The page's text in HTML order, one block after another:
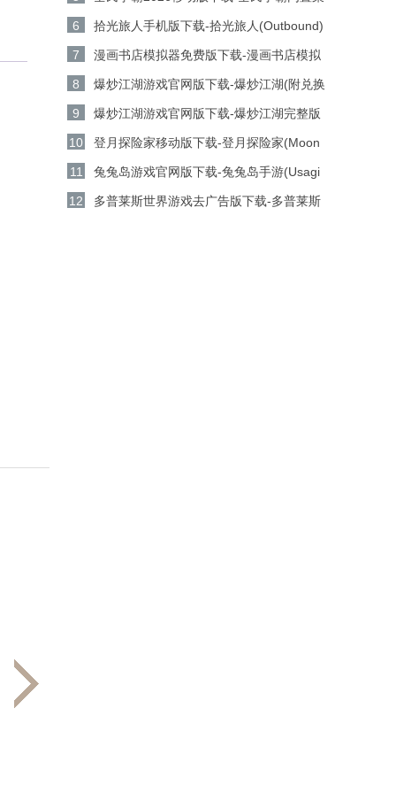
安卓版下载
单版v1.2.3安卓版下载
6
拾光旅人手机版下载-拾光旅人(Outbound)
官方版 v1.4安卓版下载
7
漫画书店模拟器免费版下载-漫画书店模拟
器(Comic Book Store Simulator)移动版
v2.2.2安卓版下载
8
爆炒江湖游戏官网版下载-爆炒江湖(附兑换
码)移动版v1.49安卓版下载
9
爆炒江湖游戏官网版下载-爆炒江湖完整版
v1.49安卓版下载
10
登月探险家移动版下载-登月探险家(Moon
Pioneer)绿色版v2.8.6安卓版下载
11
兔兔岛游戏官网版下载-兔兔岛手游(Usagi
Shima)移动版v1.9.2安卓版下载
12
多普莱斯世界游戏去广告版下载-多普莱斯